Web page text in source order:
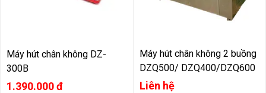
Máy hút chân không DZ-
300B
1.390.000 đ
Máy hút chân không 2 buồng
DZQ500/ DZQ400/DZQ600
Liên hệ